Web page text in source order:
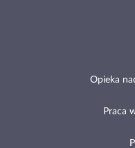
Opieka
Praca